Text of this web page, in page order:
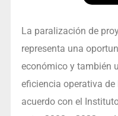
La paralización de
representa una
económico y también
eficiencia operativa
acuerdo con el